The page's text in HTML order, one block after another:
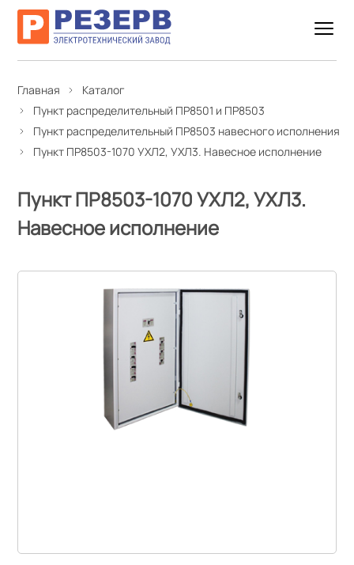
Главная
Каталог
Пункт распределительный ПР8501 и ПР8503
Пункт распределительный ПР8503 навесного исполнения
Пункт ПР8503-1070 УХЛ2, УХЛ3. Навесное исполнение
Пункт ПР8503-1070 УХЛ2, УХЛ3.
Навесное исполнение